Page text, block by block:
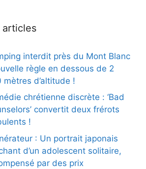
articles
interdit près du Mont Blanc
règle en dessous de 2
mètres d’altitude !
chrétienne discrète : ‘Bad
convertit deux frérots
!
: Un portrait japonais
d’un adolescent solitaire,
par des prix